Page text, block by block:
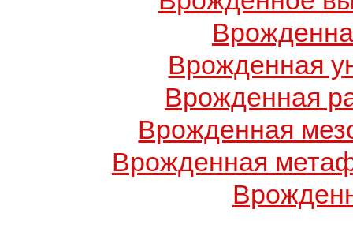
Врожденная
Врожденная
Врожденная
Врожденная